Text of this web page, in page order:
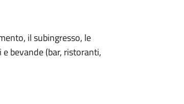
il subingresso, le
bevande (bar, ristoranti,